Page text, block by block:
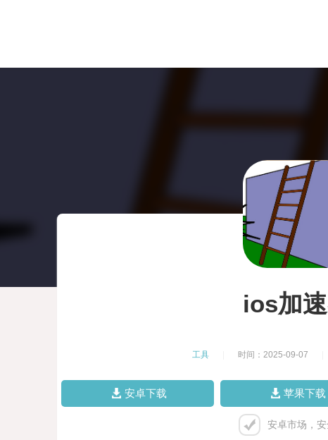
ios加
工具 时间：2025-09-07
安卓下载 苹果下载
安卓市场，安